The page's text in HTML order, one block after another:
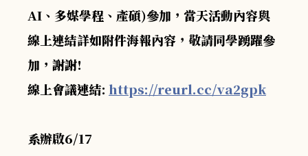
AI、多媒學程、產碩)參加，當天活動內容與
線上連結詳如附件海報內容，敬請同學踴躍參
加，謝謝!
線上會議連結: https://reurl.cc/va2gpk
系辦啟6/17